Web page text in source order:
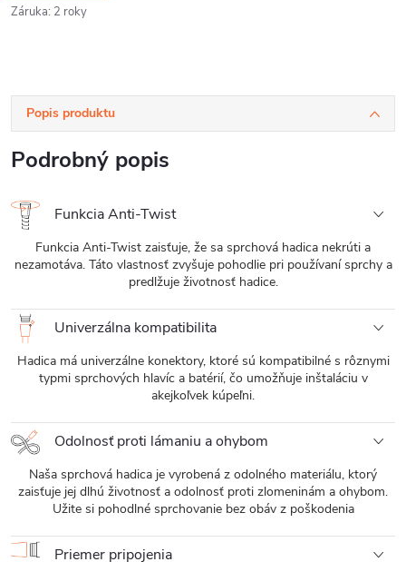
Záruka: 2 roky
Popis produktu
Podrobný popis
Funkcia Anti-Twist
Funkcia Anti-Twist zaisťuje, že sa sprchová hadica nekrúti a
nezamotáva. Táto vlastnosť zvyšuje pohodlie pri používaní sprchy a
predlžuje životnosť hadice.
Univerzálna kompatibilita
Hadica má univerzálne konektory, ktoré sú kompatibilné s rôznymi
typmi sprchových hlavíc a batérií, čo umožňuje inštaláciu v
akejkoľvek kúpeľni.
Odolnosť proti lámaniu a ohybom
Naša sprchová hadica je vyrobená z odolného materiálu, ktorý
zaisťuje jej dlhú životnosť a odolnosť proti zlomeninám a ohybom.
Užite si pohodlné sprchovanie bez obáv z poškodenia
Priemer pripojenia